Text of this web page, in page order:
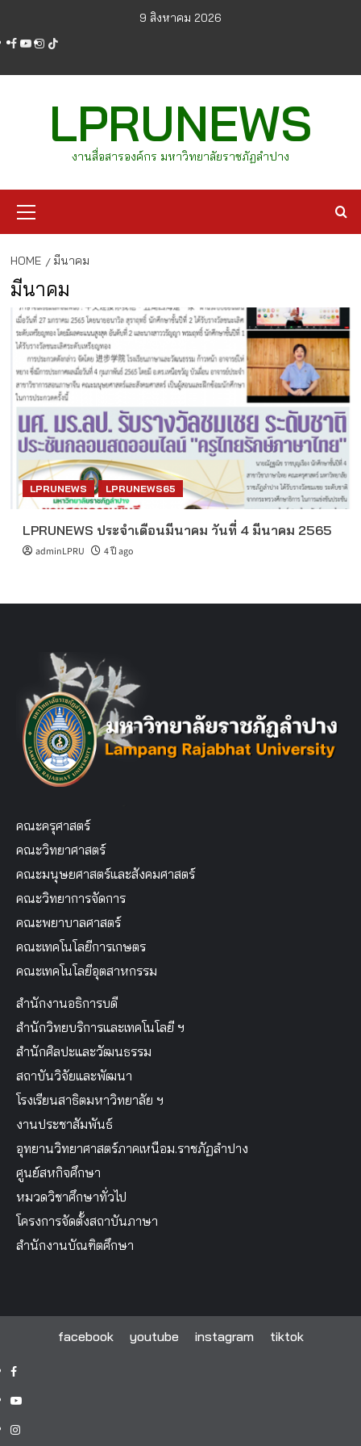
content
9 สิงหาคม 2026
facebook
youtube
instagram
tiktok
LPRUNEWS
งานสื่อสารองค์กร มหาวิทยาลัยราชภัฏลำปาง
Menu
HOME มีนาคม
มีนาคม
LPRUNEWS LPRUNEWS65
LPRUNEWS ประจำเดือนมีนาคม วันที่ 4 มีนาคม 2565
adminLPRU 4 ปี ago
คณะครุศาสตร์
คณะวิทยาศาสตร์
คณะมนุษยศาสตร์และสังคมศาสตร์
คณะวิทยาการจัดการ
คณะพยาบาลศาสตร์
คณะเทคโนโลยีการเกษตร
คณะเทคโนโลยีอุตสาหกรรม
สำนักงานอธิการบดี
สำนักวิทยบริการและเทคโนโลยี ฯ
สำนักศิลปะและวัฒนธรรม
สถาบันวิจัยและพัฒนา
โรงเรียนสาธิตมหาวิทยาลัย ฯ
งานประชาสัมพันธ์
อุทยานวิทยาศาสตร์ภาคเหนือม.ราชภัฏลำปาง
ศูนย์สหกิจศึกษา
หมวดวิชาศึกษาทั่วไป
โครงการจัดตั้งสถาบันภาษา
สำนักงานบัณฑิตศึกษา
facebook youtube instagram tiktok
facebook
youtube
instagram